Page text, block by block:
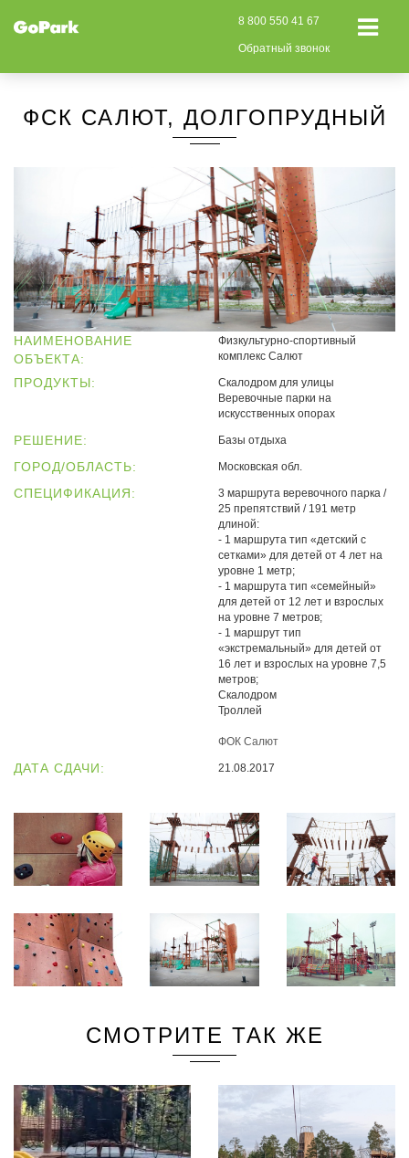
8 800 550 41 67
Обратный звонок
ФСК САЛЮТ, ДОЛГОПРУДНЫЙ
НАИМЕНОВАНИЕ
ОБЪЕКТА:
Физкультурно-спортивный
комплекс Салют
ПРОДУКТЫ:
Скалодром для улицы
Веревочные парки на
искусственных опорах
РЕШЕНИЕ: Базы отдыха
ГОРОД/ОБЛАСТЬ: Московская обл.
СПЕЦИФИКАЦИЯ:
3 маршрута веревочного парка /
25 препятствий / 191 метр
длиной:
- 1 маршрута тип «детский с
сетками» для детей от 4 лет на
уровне 1 метр;
- 1 маршрута тип «семейный»
для детей от 12 лет и взрослых
на уровне 7 метров;
- 1 маршрут тип
«экстремальный» для детей от
16 лет и взрослых на уровне 7,5
метров;
Скалодром
Троллей
ФОК Салют
ДАТА СДАЧИ: 21.08.2017
СМОТРИТЕ ТАК ЖЕ